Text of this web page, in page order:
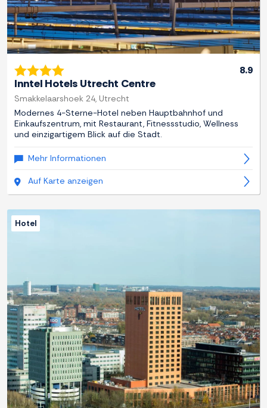
8.9
Inntel Hotels Utrecht Centre
Smakkelaarshoek 24, Utrecht
Modernes 4-Sterne-Hotel neben Hauptbahnhof und
Einkaufszentrum, mit Restaurant, Fitnessstudio, Wellness
und einzigartigem Blick auf die Stadt.
Mehr Informationen
Auf Karte anzeigen
Zurück
Hotel